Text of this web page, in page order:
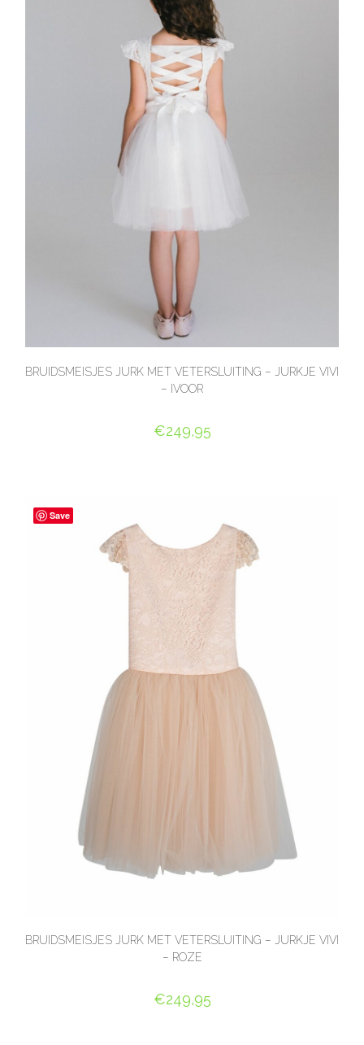
BRUIDSMEISJES JURK MET VETERSLUITING – JURKJE VIVI
– IVOOR
€249,95
Save
BRUIDSMEISJES JURK MET VETERSLUITING – JURKJE VIVI
– ROZE
€249,95